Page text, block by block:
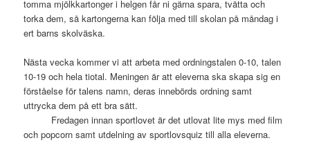
tomma mjölkkartonger i helgen får ni gärna spara, tvätta och
torka dem, så kartongerna kan följa med till skolan på måndag i
ert barns skolväska.
Nästa vecka kommer vi att arbeta med ordningstalen 0-10, talen
10-19 och hela tiotal. Meningen är att eleverna ska skapa sig en
förståelse för talens namn, deras innebörds ordning samt
uttrycka dem på ett bra sätt.
Fredagen innan sportlovet är det utlovat lite mys med film
och popcorn samt utdelning av sportlovsquiz till alla eleverna.